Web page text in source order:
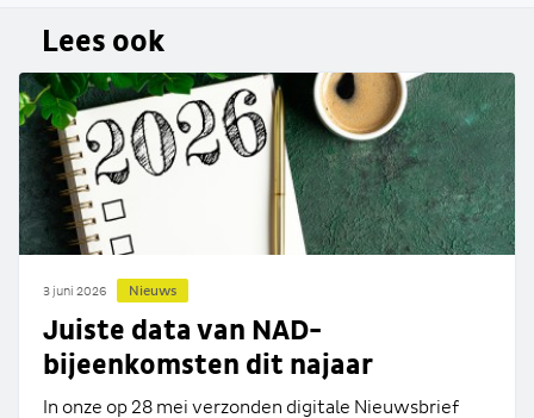
Lees ook
3 juni 2026 Nieuws
Juiste data van NAD-
bijeenkomsten dit najaar
In onze op 28 mei verzonden digitale Nieuwsbrief